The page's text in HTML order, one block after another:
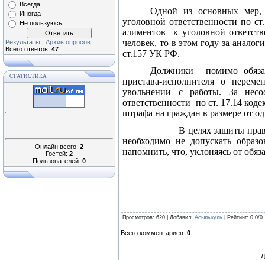
Всегда
Иногда
Не пользуюсь
Результаты | Архив опросов
Всего ответов: 47
СТАТИСТИКА
Онлайн всего: 2
Гостей: 2
Пользователей: 0
Одной из основных мер,
уголовной ответственности по
алиментов
к уголовной
человек, то в этом году за
ст.157 УК РФ.
Должники
помимо
пристава-исполнителя о
увольнении с работы. За
ответственности по ст. 17.14
штрафа на граждан в размере от
В целях защиты
необходимо не допускать
напомнить, что, уклоняясь от
Просмотров: 620 | Добавил: Асылыкуль Рейтинг: 0.0/0
Всего комментариев: 0